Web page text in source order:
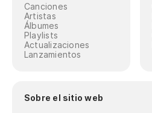
Canciones
Artistas
Álbumes
Playlists
Actualizaciones
Lanzamientos
Sobre el sitio web